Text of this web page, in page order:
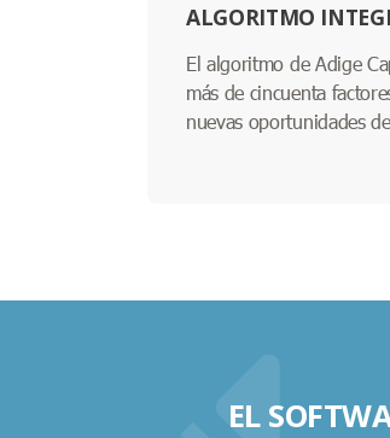
ALGORITMO
El algoritmo de Adige
más de cincuenta
nuevas oportunidades
EL